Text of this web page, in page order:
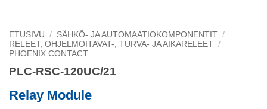
ETUSIVU / SÄHKÖ- JA AUTOMAATIOKOMPONENTIT /
RELEET, OHJELMOITAVAT-, TURVA- JA AIKARELEET /
PHOENIX CONTACT
PLC-RSC-120UC/21
Relay Module